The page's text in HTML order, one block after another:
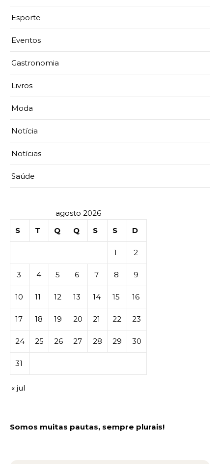
Esporte
Eventos
Gastronomia
Livros
Moda
Notícia
Notícias
Saúde
agosto 2026
S
T Q Q S S D
1 2
3 4 5 6 7 8 9
10 11 12 13 14 15 16
17 18 19 20 21 22 23
24 25 26 27 28 29 30
31
« jul
Somos muitas pautas, sempre plurais!